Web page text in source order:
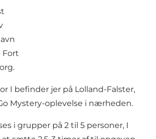
Fort
I befinder jer på Lolland-Falster,
Mystery-oplevelse i nærheden.
i grupper på 2 til 5 personer, I